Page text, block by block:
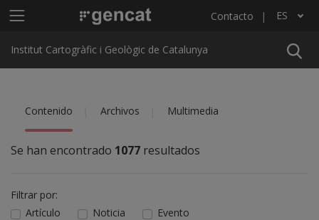
Menú principal ICGC Contacto ES
Lista adicional de acciones
Institut Cartogràfic i Geològic de Catalunya
Contenido Archivos Multimedia
Se han encontrado 1077 resultados
Filtrar por:
Artículo
Noticia
Evento